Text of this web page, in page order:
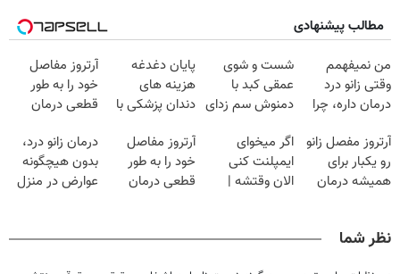
مطالب پیشنهادی
من نمیفهمم
وقتی زانو درد
درمان داره، چرا
تحمل میکنی؟❗
شست و شوی
عمقی کبد با
دمنوش سم زدای
پایان دغدغه
هزینه های
دندان پزشکی با
خانگی
آرتروز مفاصل
خود را به طور
قطعی درمان
◗پرسش‌نامه◖
آرتروز مفصل زانو
رو یکبار برای
همیشه درمان
اگر میخوای
ایمپلنت کنی
الان وقتشه |
آرتروز مفاصل
خود را به طور
قطعی درمان
درمان زانو درد،
بدون هیچگونه
عوارض در منزل
نظر شما